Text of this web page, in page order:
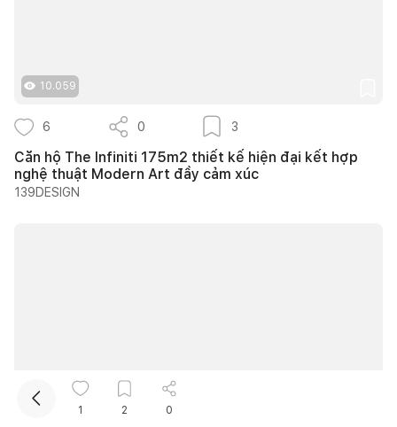
10.059
6 0 3
Căn hộ The Infiniti 175m2 thiết kế hiện đại kết hợp
nghệ thuật Modern Art đầy cảm xúc
139DESIGN
10.735
1 2 0